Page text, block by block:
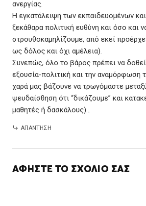
ανεργίας.
Η εγκατάλειψη των εκπαιδευομένων
ξεκάθαρα πολιτική ευθύνη και όσο και
στρουθοκαμηλίζουμε, από εκεί
ως δόλος και όχι αμέλεια).
Συνεπώς, όλο το βάρος πρέπει να δοθεί
εξουσία-πολιτική και την αναμόρφωση
χαρά μας βάζουνε να τρωγόμαστε
ψευδαίσθηση ότι “δικάζουμε” και
μαθητές ή δασκάλους)…
ΑΠΆΝΤΗΣΗ
ΑΦΉΣΤΕ ΤΟ ΣΧΌΛΙΌ ΣΑΣ